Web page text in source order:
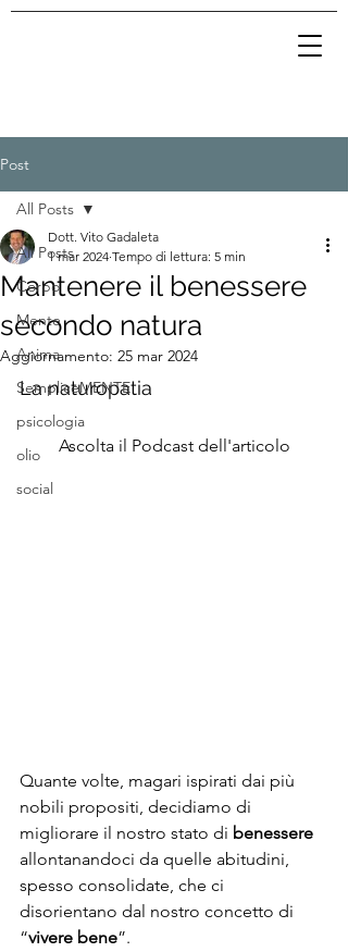
Post
All Posts
Corpo
Mente
Anima
SempliceMENTE
psicologia
olio
social
All Posts
Mantenere il benessere
secondo natura
Dott. Vito Gadaleta
1 mar 2024 Tempo di lettura: 5 min
Aggiornamento: 25 mar 2024
La naturopatia
Ascolta il Podcast dell'articolo
Quante volte, magari ispirati dai più
nobili propositi, decidiamo di
migliorare il nostro stato di benessere
allontanandoci da quelle abitudini,
spesso consolidate, che ci
disorientano dal nostro concetto di
“vivere bene”.